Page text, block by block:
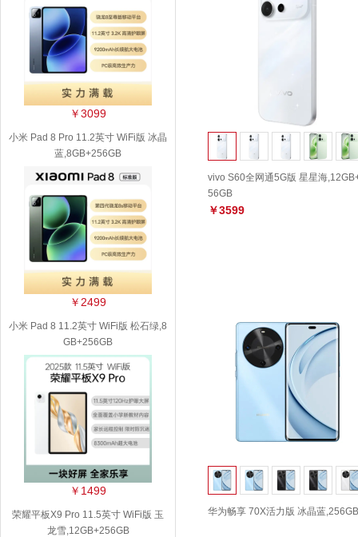
￥3099
小米 Pad 8 Pro 11.2英寸 WiFi版 冰晶
蓝,8GB+256GB
￥2499
小米 Pad 8 11.2英寸 WiFi版 松石绿,8
GB+256GB
￥1499
荣耀平板X9 Pro 11.5英寸 WiFi版 玉
龙雪,12GB+256GB
vivo S60全网通5G版 星星海
56GB
￥3599
华为畅享 70X活力版 冰晶蓝,256GB